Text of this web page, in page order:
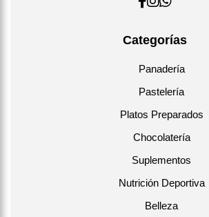
Categorías
Panadería
Pastelería
Platos Preparados
Chocolatería
Suplementos
Nutrición Deportiva
Belleza